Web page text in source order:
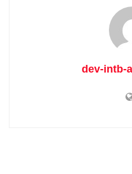
dev-intb-